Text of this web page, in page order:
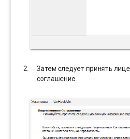
Затем следует принять
соглашение.